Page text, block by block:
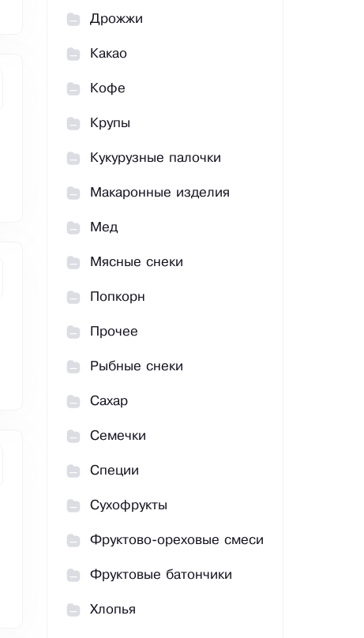
Дрожжи
Какао
Кофе
Крупы
Кукурузные палочки
Макаронные изделия
Мед
Мясные снеки
Попкорн
Прочее
Рыбные снеки
Сахар
Семечки
Специи
Сухофрукты
Фруктово-ореховые смеси
Фруктовые батончики
Хлопья